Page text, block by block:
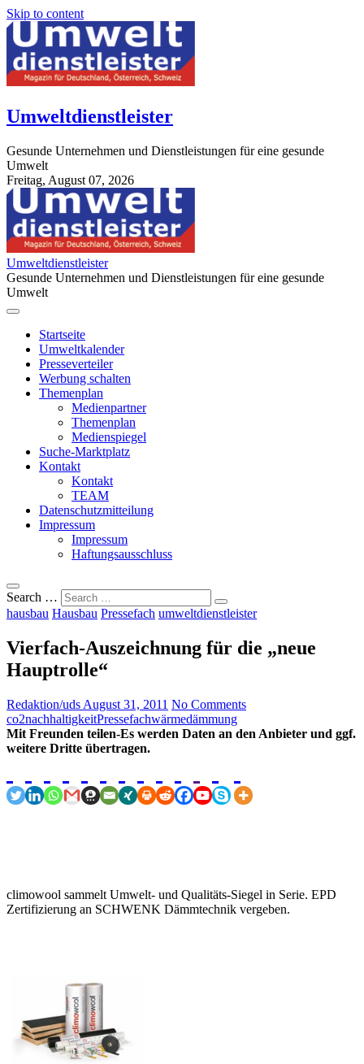
Skip to content
Umweltdienstleister
Gesunde Unternehmen und Dienstleistungen für eine gesunde
Umwelt
Freitag, August 07, 2026
StuttgartApotheke.com
Umweltdienstleister
Gesunde Unternehmen und Dienstleistungen für eine gesunde
Umwelt
Startseite
Umweltkalender
Presseverteiler
Werbung schalten
Themenplan
Medienpartner
Themenplan
Medienspiegel
Suche-Marktplatz
Kontakt
Kontakt
TEAM
Datenschutzmitteilung
Impressum
Impressum
Haftungsausschluss
Search …
hausbau Hausbau Pressefach umweltdienstleister
Vierfach-Auszeichnung für die „neue
Hauptrolle“
Redaktion/uds August 31, 2011 No Comments
co2nachhaltigkeitPressefachwärmedämmung
Mit Freunden teilen-Es werden Daten an den Anbieter und ggf.
weitere Dritte übertragen.
climowool sammelt Umwelt- und Qualitäts-Siegel in Serie. EPD
Zertifizierung an SCHWENK Dämmtechnik vergeben.